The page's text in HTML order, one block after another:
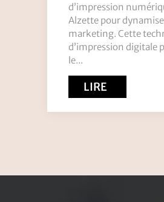
d’impression
Alzette pour
marketing. Cette
d’impression digitale
le...
LIRE